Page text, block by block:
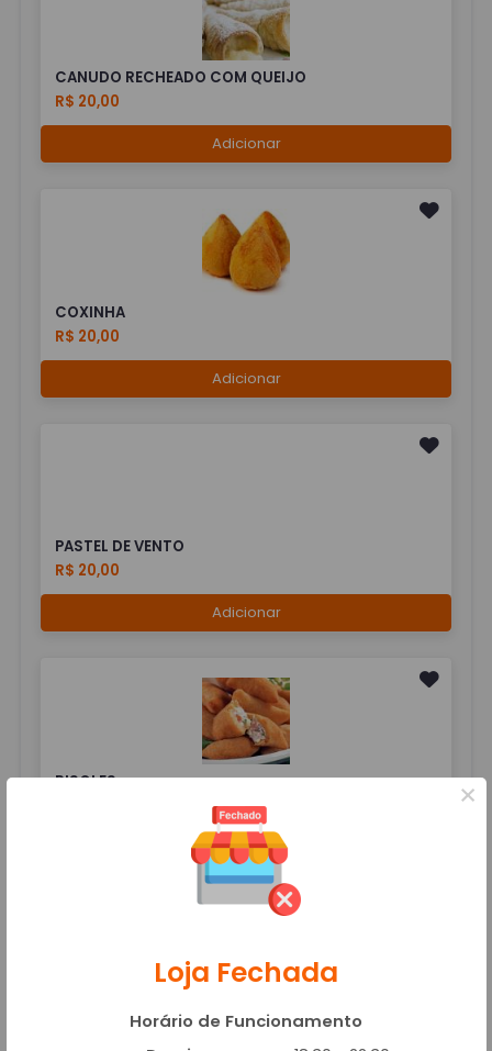
CANUDO RECHEADO COM QUEIJO
R$ 20,00
Adicionar
COXINHA
R$ 20,00
Adicionar
PASTEL DE VENTO
R$ 20,00
Adicionar
RISOLES
Adicionar
×
Loja Fechada
Horário de Funcionamento